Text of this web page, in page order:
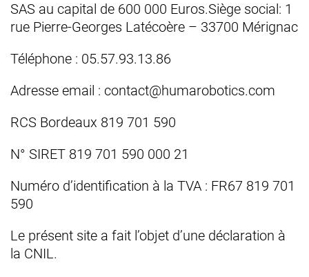
SAS au capital de 600 000 Euros.Siège social: 1
rue Pierre-Georges Latécoère – 33700 Mérignac
Téléphone : 05.57.93.13.86
Adresse email : contact@humarobotics.com
RCS Bordeaux 819 701 590
N° SIRET 819 701 590 000 21
Numéro d’identification à la TVA : FR67 819 701
590
Le présent site a fait l’objet d’une déclaration à
la CNIL.